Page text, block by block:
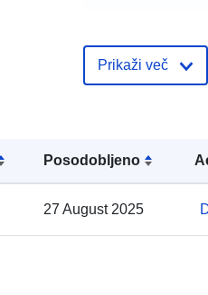
Posodobljeno
27 August 2025
Prostorski:
Prikaži več